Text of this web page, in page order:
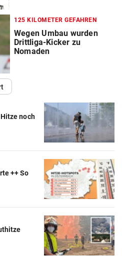
125 KILOMETER GEFAHREN
Wegen Umbau wurden
Drittliga-Kicker zu
Nomaden
noch
++ So